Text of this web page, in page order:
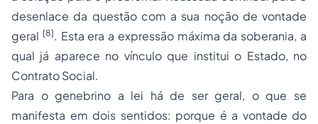
desenlace da questão com a sua noção de vontade
geral [8]. Esta era a expressão máxima da soberania, a
qual já aparece no vínculo que institui o Estado, no
Contrato Social.
Para o genebrino a lei há de ser geral, o que se
manifesta em dois sentidos: porque é a vontade do